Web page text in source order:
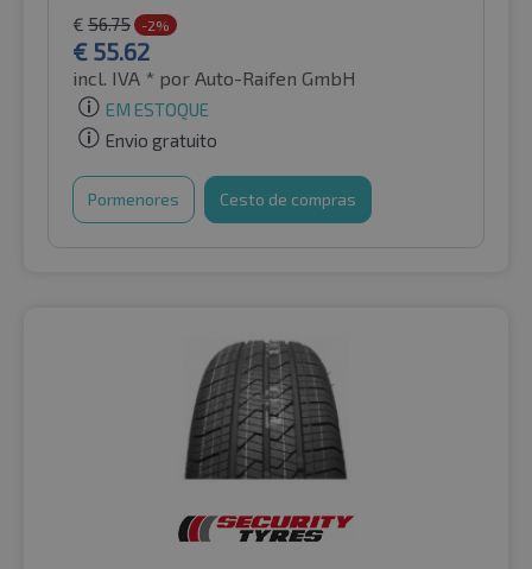
€ 56.75 -2%
€ 55.62
incl. IVA * por Auto-Raifen GmbH
EM ESTOQUE
Envio gratuito
Pormenores Cesto de compras